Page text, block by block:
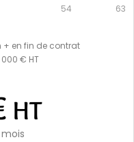
54
63
+ en fin de contrat
€ HT
HT